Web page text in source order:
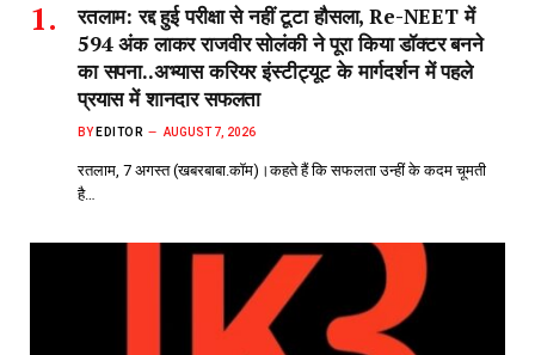
रतलाम: रद्द हुई परीक्षा से नहीं टूटा हौसला, Re-NEET में
594 अंक लाकर राजवीर सोलंकी ने पूरा किया डॉक्टर बनने
का सपना..अभ्यास करियर इंस्टीट्यूट के मार्गदर्शन में पहले
प्रयास में शानदार सफलता
BY EDITOR AUGUST 7, 2026
रतलाम, 7 अगस्त (खबरबाबा.कॉम)।कहते हैं कि सफलता उन्हीं के कदम चूमती
है…